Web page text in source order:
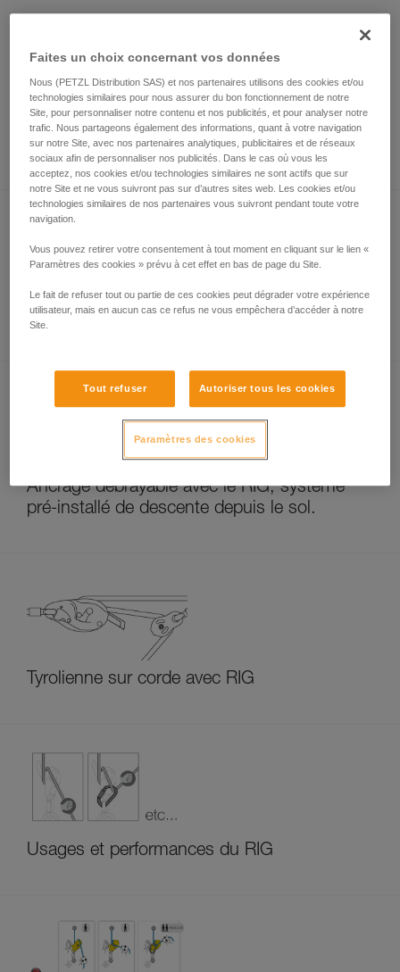
Contrôle à distance de la poignée du
MAESTRO avec une cordelette
Contre-assurage avec MAESTRO
Ancrage débrayable avec le RIG, système
pré-installé de descente depuis le sol.
Tyrolienne sur corde avec RIG
Usages et performances du RIG
Faites un choix concernant vos données
Nous (PETZL Distribution SAS) et nos partenaires utilisons des cookies et/ou
technologies similaires pour nous assurer du bon fonctionnement de notre
Site, pour personnaliser notre contenu et nos publicités, et pour analyser notre
trafic. Nous partageons également des informations, quant à votre navigation
sur notre Site, avec nos partenaires analytiques, publicitaires et de réseaux
sociaux afin de personnaliser nos publicités. Dans le cas où vous les
acceptez, nos cookies et/ou technologies similaires ne sont actifs que sur
notre Site et ne vous suivront pas sur d’autres sites web. Les cookies et/ou
technologies similaires de nos partenaires vous suivront pendant toute votre
navigation.
Vous pouvez retirer votre consentement à tout moment en cliquant sur le lien «
Paramètres des cookies » prévu à cet effet en bas de page du Site.
Le fait de refuser tout ou partie de ces cookies peut dégrader votre expérience
utilisateur, mais en aucun cas ce refus ne vous empêchera d’accéder à notre
Site.
Tout refuser Autoriser tous les cookies
Paramètres des cookies